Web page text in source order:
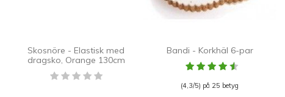
Skosnöre - Elastisk med
dragsko, Orange 130cm
Bandi - Korkhäl 6-par
(4,3/5) på 25 betyg